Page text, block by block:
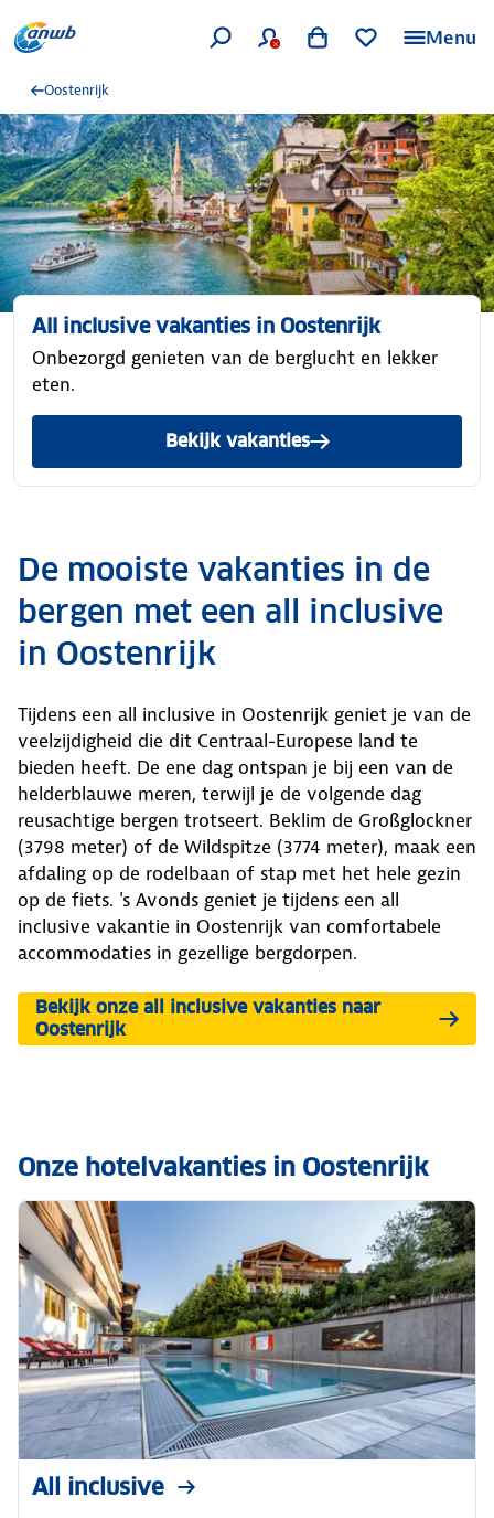
Menu
Oostenrijk
All inclusive vakanties in Oostenrijk
Onbezorgd genieten van de berglucht en lekker
eten.
Bekijk vakanties
De mooiste vakanties in de
bergen met een all inclusive
in Oostenrijk
Tijdens een all inclusive in Oostenrijk geniet je van de
veelzijdigheid die dit Centraal-Europese land te
bieden heeft. De ene dag ontspan je bij een van de
helderblauwe meren, terwijl je de volgende dag
reusachtige bergen trotseert. Beklim de Großglockner
(3798 meter) of de Wildspitze (3774 meter), maak een
afdaling op de rodelbaan of stap met het hele gezin
op de fiets. 's Avonds geniet je tijdens een all
inclusive vakantie in Oostenrijk van comfortabele
accommodaties in gezellige bergdorpen.
Bekijk onze all inclusive vakanties naar
Oostenrijk
Onze hotelvakanties in Oostenrijk
All inclusive